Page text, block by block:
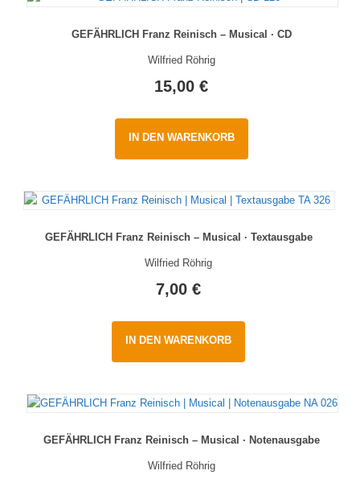
GEFÄHRLICH Franz Reinisch – Musical · CD
Wilfried Röhrig
15,00€
IN DEN WARENKORB
GEFÄHRLICH Franz Reinisch – Musical · Textausgabe
Wilfried Röhrig
7,00€
IN DEN WARENKORB
GEFÄHRLICH Franz Reinisch – Musical · Notenausgabe
Wilfried Röhrig